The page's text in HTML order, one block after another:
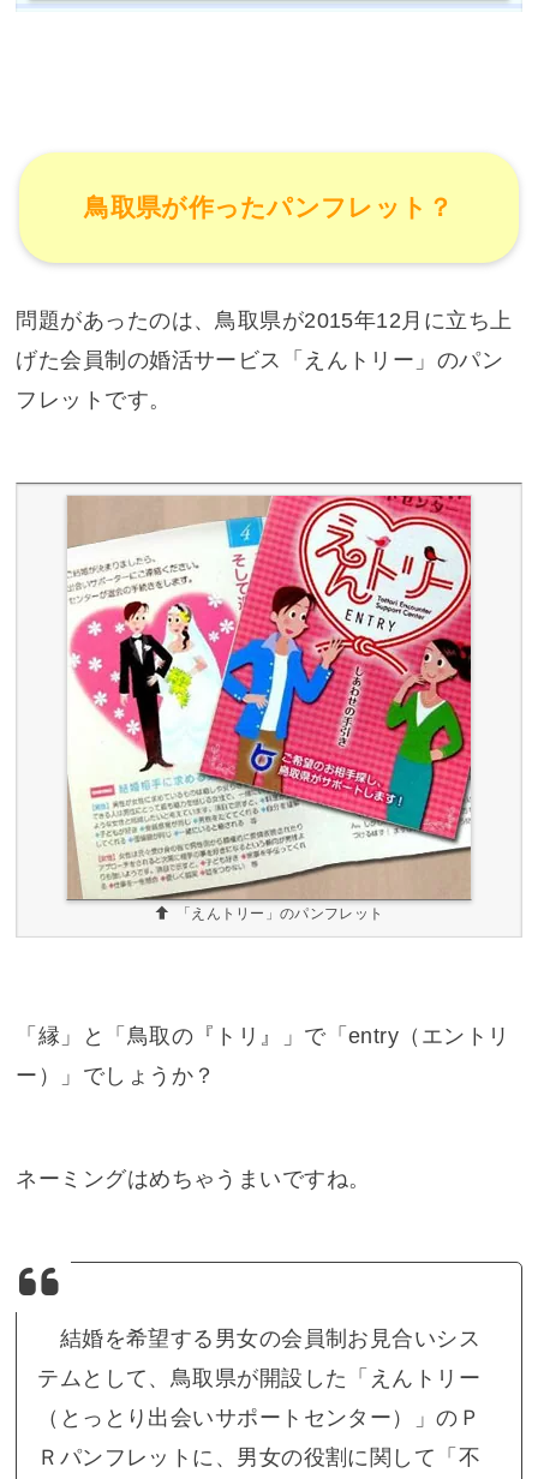
鳥取県が作ったパンフレット？
問題があったのは、鳥取県が2015年12月に立ち上
げた会員制の婚活サービス「えんトリー」のパン
フレットです。
「えんトリー」のパンフレット
「縁」と「鳥取の『トリ』」で「entry（エントリ
ー）」でしょうか？
ネーミングはめちゃうまいですね。
結婚を希望する男女の会員制お見合いシス
テムとして、鳥取県が開設した「えんトリー
（とっとり出会いサポートセンター）」のＰ
Ｒパンフレットに、男女の役割に関して「不